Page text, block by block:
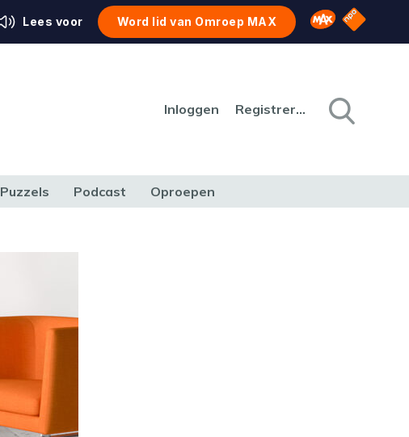
Lees voor Word lid van Omroep MAX Omroep MAX
NPO
Inloggen Registreren
Puzzels Podcast Oproepen